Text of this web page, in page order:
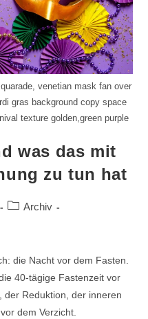
venetian mask fan over
gras background copy space
texture golden,green purple
was das mit
zu tun hat
Archiv
die Nacht vor dem Fasten.
40-tägige Fastenzeit vor
der Reduktion, der inneren
dem Verzicht.